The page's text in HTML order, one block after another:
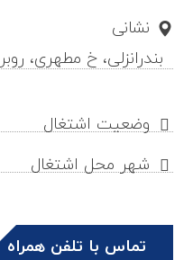
نشانی
بندرانزلی، خ مطهری،
وضعیت اشتغال
شهر محل اشتغال
تماس با تلفن همراه